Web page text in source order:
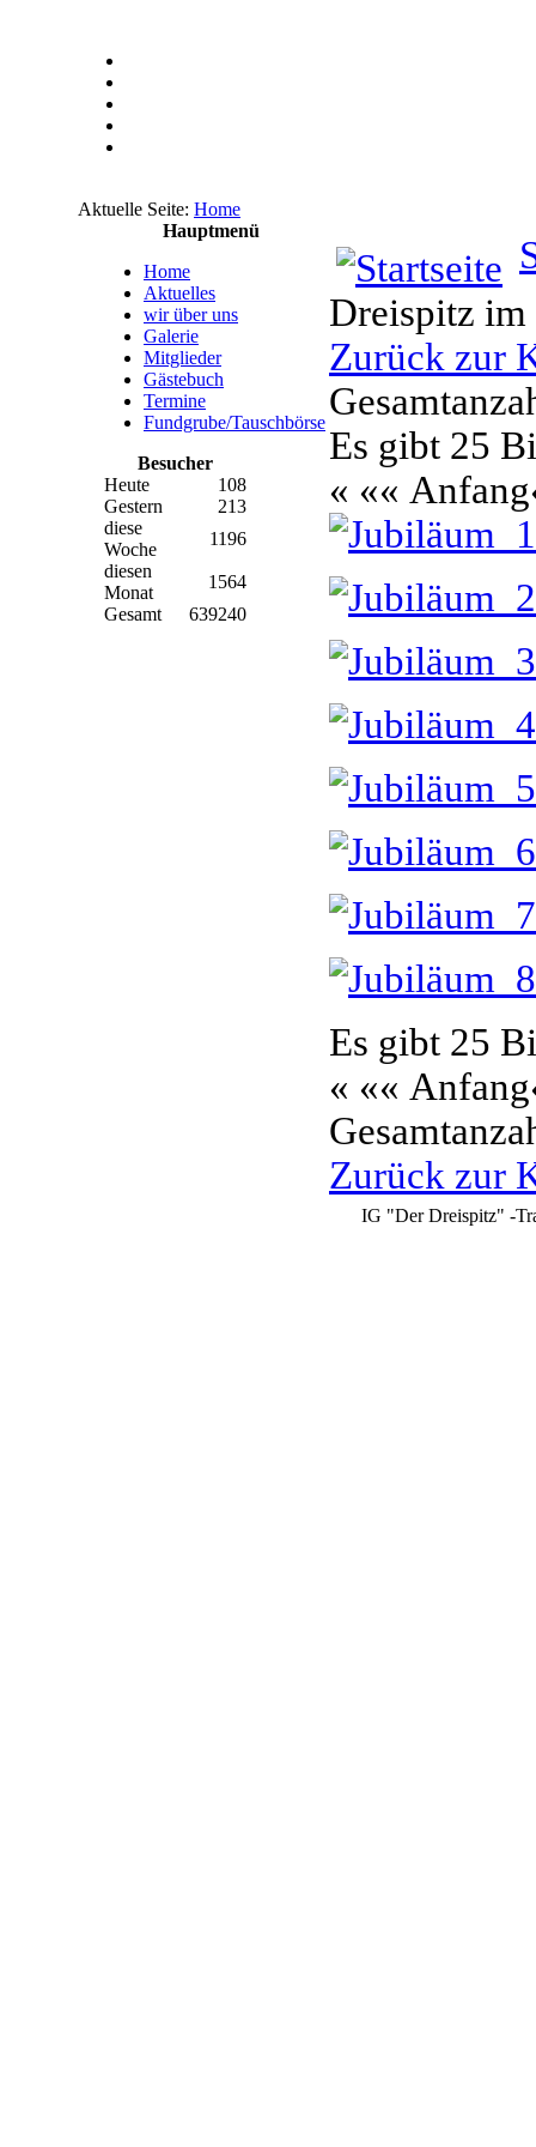
Aktuelle Seite: Home
Hauptmenü
Home
Aktuelles
wir über uns
Galerie
Mitglieder
Gästebuch
Termine
Fundgrube/Tauschbörse
Besucher
Heute
108
Gestern
213
diese
Woche
1196
diesen
Monat
1564
Gesamt
639240
Dreispitz im
Zurück zur
Es gibt 25
« «« Anfang
Es gibt 25
« «« Anfang
Zurück zur
IG "Der Dreispitz" -